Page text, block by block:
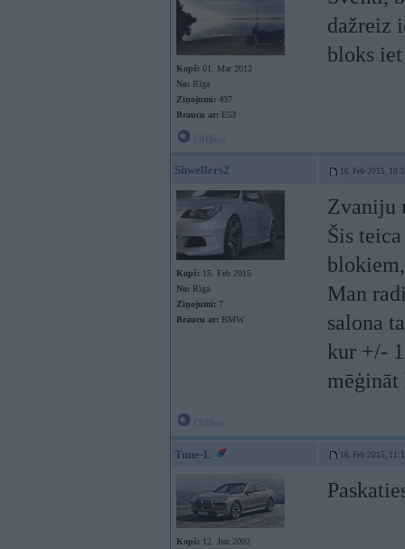
Kopš: 01. Mar 2012
No: Rīga
Ziņojumi: 497
Braucu ar: E53
dažreiz
bloks
Shwellers2 16. Feb 2015,
Kopš: 15. Feb 2015
No: Rīga
Ziņojumi: 7
Braucu ar: BMW
Zvaniju
Šis
Man
salona
kur +/-
Tune-L 16. Feb 2015,
Kopš: 12. Jun 2002